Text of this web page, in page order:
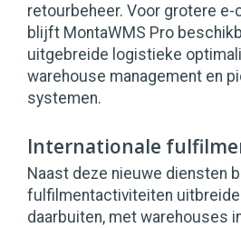
retourbeheer. Voor grotere
blijft MontaWMS Pro
uitgebreide logistieke
warehouse management en
systemen.
Internationale
Naast deze nieuwe diensten
fulfilmentactiviteiten
daarbuiten, met warehouses